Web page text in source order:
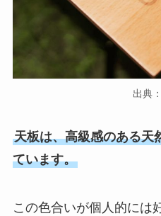
出典
天板は、高級感のある天
ています。
この色合いが個人的には